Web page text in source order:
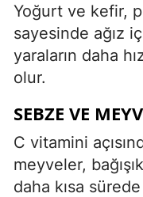
Yoğurt ve kefir,
sayesinde ağız
yaraların daha
olur.
SEBZE VE
C vitamini
meyveler,
daha kısa